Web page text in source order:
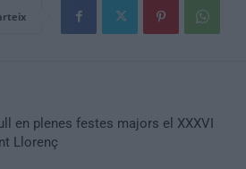
en plenes festes majors el XXXVI
Llorenç